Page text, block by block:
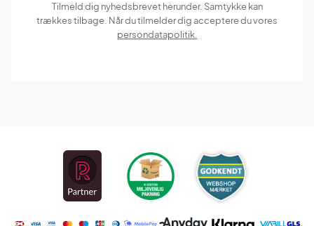
Tilmeld dig nyhedsbrevet herunder. Samtykke kan
trækkes tilbage. Når du tilmelder dig acceptere du vores
persondatapolitik.